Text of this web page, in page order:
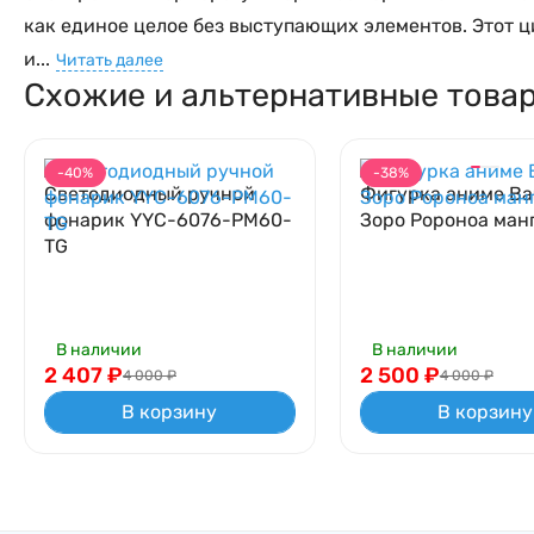
как единое целое без выступающих элементов. Этот
и... Читать далее
Схожие и альтернативные
-40%
0.0 0
Светодиодный ручной
фонарик YYC-6076-PM60-
TG
В наличии
4 000₽
2 407₽
В корзину
-38%
0.0 0
Фигурка аниме
Зоро Ророноа
В наличии
4 000₽
2 500 ₽
В корзину